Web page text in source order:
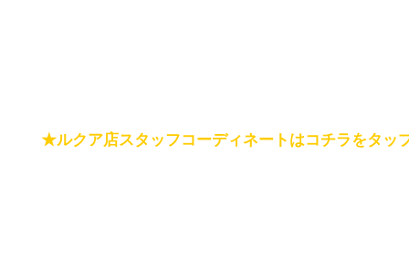
★ルクア店スタッフコーディネートはコチラをタッ